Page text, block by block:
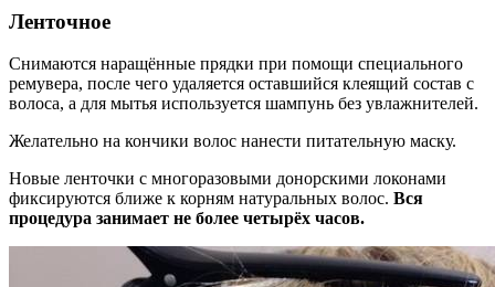
Ленточное
Снимаются наращённые прядки при помощи специального
ремувера, после чего удаляется оставшийся клеящий состав с
волоса, а для мытья используется шампунь без увлажнителей.
Желательно на кончики волос нанести питательную маску.
Новые ленточки с многоразовыми донорскими локонами
фиксируются ближе к корням натуральных волос. Вся
процедура занимает не более четырёх часов.